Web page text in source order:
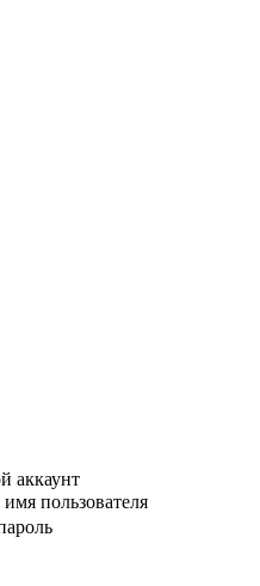
аккаунт
пользователя